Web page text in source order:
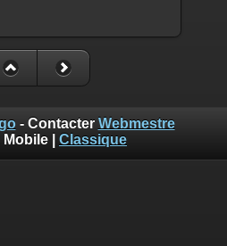
- Contacter Webmestre
Mobile Classique